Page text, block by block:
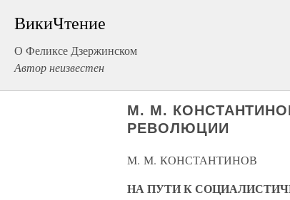
ВикиЧтение
О Феликсе Дзержинском
Автор неизвестен
М. М.
РЕВОЛЮЦИИ
М. М. КОНСТАНТИНОВ
НА ПУТИ К